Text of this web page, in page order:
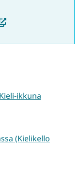
ikkuna
(Kielikello